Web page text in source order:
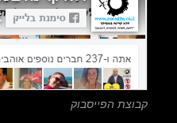
הפייסבוק